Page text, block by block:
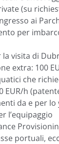
(su
ai
per
la visita di
extra: 100
che
EUR/h
da e per lo
l’equipaggio
portuali,